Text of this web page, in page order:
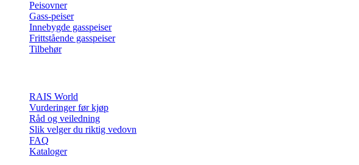
Peisovner
Gass-peiser
Innebygde gasspeiser
Frittstående gasspeiser
Tilbehør
RAIS World
Vurderinger før kjøp
Råd og veiledning
Slik velger du riktig vedovn
FAQ
Kataloger